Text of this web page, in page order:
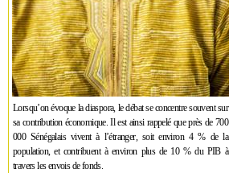
Lorsqu’on évoque la diaspora, le débat se concentre souvent sur
sa contribution économique. Il est ainsi rappelé que près de 700
000 Sénégalais vivent à l’étranger, soit environ 4 % de la
population, et contribuent à environ plus de 10 % du PIB à
travers les envois de fonds.